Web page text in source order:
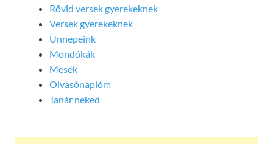
Rövid versek gyerekeknek
Versek gyerekeknek
Ünnepeink
Mondókák
Mesék
Olvasónaplóm
Tanár neked